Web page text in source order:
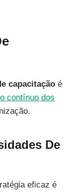
capacitação é
contínuo dos
De
eficaz é